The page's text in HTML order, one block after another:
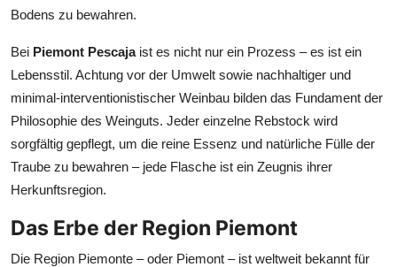
Bodens zu bewahren.
Bei Piemont Pescajaist es nicht nur ein Prozess – es ist ein
Lebensstil. Achtung vor der Umwelt sowie nachhaltiger und
minimal-interventionistischer Weinbau bilden das Fundament der
Philosophie des Weinguts. Jeder einzelne Rebstock wird
sorgfältig gepflegt, um die reine Essenz und natürliche Fülle der
Traube zu bewahren – jede Flasche ist ein Zeugnis ihrer
Herkunftsregion.
Das Erbe der Region Piemont
Die Region Piemonte – oder Piemont – ist weltweit bekannt für